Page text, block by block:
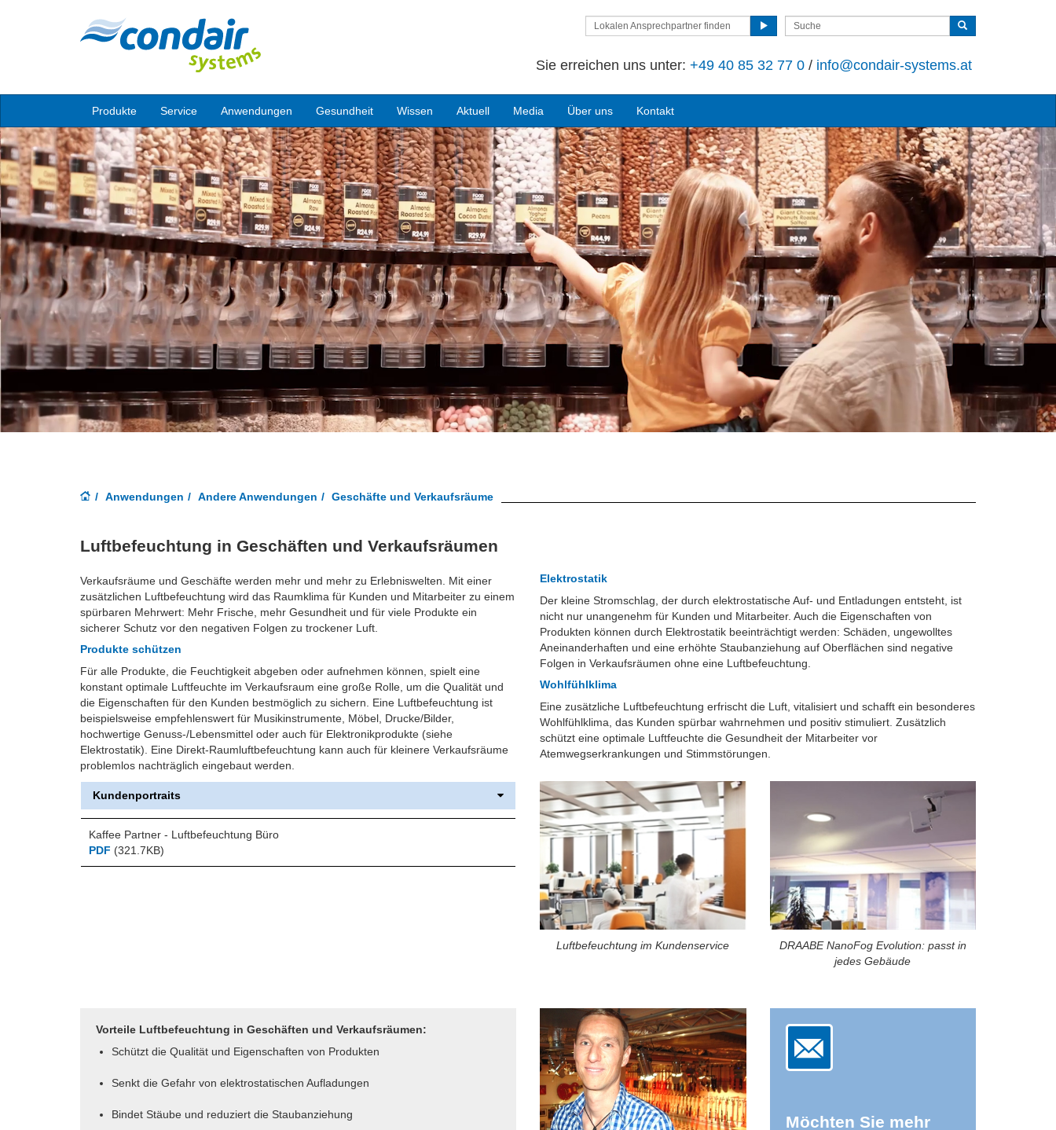
Lokalen Ansprechpartner finden
Sie erreichen uns unter: +49 40 85 32 77 0 / info@condair-systems.at
Produkte Service Anwendungen Gesundheit Wissen Aktuell Media Über uns Kontakt
Anwendungen Andere Anwendungen Geschäfte und Verkaufsräume
Luftbefeuchtung in Geschäften und Verkaufsräumen
Verkaufsräume und Geschäfte werden mehr und mehr zu Erlebniswelten. Mit einer
zusätzlichen Luftbefeuchtung wird das Raumklima für Kunden und Mitarbeiter zu einem
spürbaren Mehrwert: Mehr Frische, mehr Gesundheit und für viele Produkte ein
sicherer Schutz vor den negativen Folgen zu trockener Luft.
Produkte schützen
Für alle Produkte, die Feuchtigkeit abgeben oder aufnehmen können, spielt eine
konstant optimale Luftfeuchte im Verkaufsraum eine große Rolle, um die Qualität und
die Eigenschaften für den Kunden bestmöglich zu sichern. Eine Luftbefeuchtung ist
beispielsweise empfehlenswert für Musikinstrumente, Möbel, Drucke/Bilder,
hochwertige Genuss-/Lebensmittel oder auch für Elektronikprodukte (siehe
Elektrostatik). Eine Direkt-Raumluftbefeuchtung kann auch für kleinere Verkaufsräume
problemlos nachträglich eingebaut werden.
Elektrostatik
Der kleine Stromschlag, der durch elektrostatische Auf- und Entladungen entsteht, ist
nicht nur unangenehm für Kunden und Mitarbeiter. Auch die Eigenschaften von
Produkten können durch Elektrostatik beeinträchtigt werden: Schäden, ungewolltes
Aneinanderhaften und eine erhöhte Staubanziehung auf Oberflächen sind negative
Folgen in Verkaufsräumen ohne eine Luftbefeuchtung.
Wohlfühlklima
Eine zusätzliche Luftbefeuchtung erfrischt die Luft, vitalisiert und schafft ein besonderes
Wohlfühlklima, das Kunden spürbar wahrnehmen und positiv stimuliert. Zusätzlich
schützt eine optimale Luftfeuchte die Gesundheit der Mitarbeiter vor
Atemwegserkrankungen und Stimmstörungen.
Kundenportraits
Kaffee Partner - Luftbefeuchtung Büro
PDF (321.7KB)
Luftbefeuchtung im Kundenservice
DRAABE NanoFog Evolution: passt in
jedes Gebäude
Vorteile Luftbefeuchtung in Geschäften und Verkaufsräumen:
Schützt die Qualität und Eigenschaften von Produkten
Senkt die Gefahr von elektrostatischen Aufladungen
Bindet Stäube und reduziert die Staubanziehung
Möchten Sie mehr